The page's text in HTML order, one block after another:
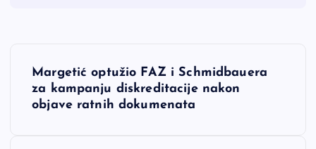
NMargetić optužio FAZ i Schmidbauera
za kampanju diskreditacije nakon
objave ratnih dokumenata